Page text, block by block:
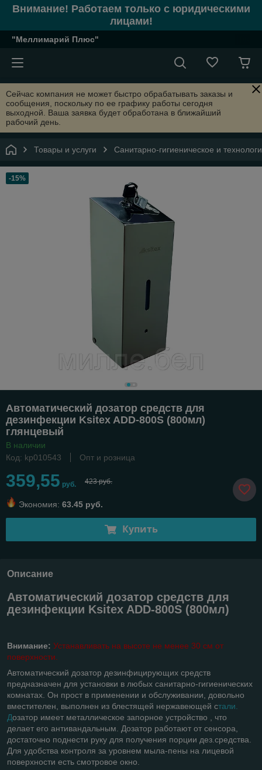
Внимание! Работаем только с юридическими
лицами!
"Меллимарий Плюс"
Сейчас компания не может быстро обрабатывать заказы и
сообщения, поскольку по ее графику работы сегодня
выходной. Ваша заявка будет обработана в ближайший
рабочий день.
Товары и услуги Санитарно-гигиеническое и
-15%
Автоматический дозатор средств для
дезинфекции Ksitex ADD-800S (800мл)
глянцевый
В наличии
Код: kp010543
Опт и розница
359,55 руб. 423 руб.
Экономия: 63.45 руб.
Купить
Описание
Автоматический дозатор средств для
дезинфекции Ksitex ADD-800S (800мл)
Внимание: Устанавливать на высоте не менее 30 см от
поверхности.
Автоматический дозатор дезинфицирующих средств
предназначен для установки в любых санитарно-гигиенических
комнатах. Он прост в применении и обслуживании, довольно
вместителен, выполнен из блестящей нержавеющей стали.
Дозатор имеет металлическое запорное устройство , что
делает его антивандальным. Дозатор работают от сенсора,
достаточно поднести руку для получения порции дез.средства.
Для удобства контроля за уровнем мыла-пены на лицевой
поверхности есть смотровое окно.